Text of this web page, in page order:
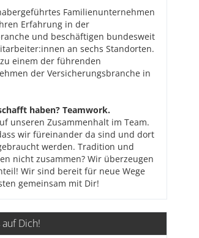
Familienunternehmen
Erfahrung in der
und beschäftigen bundesweit
an sechs Standorten.
einem der führenden
der Versicherungsbranche in
haben? Teamwork.
unseren Zusammenhalt im Team.
wir füreinander da sind und dort
werden. Tradition und
nicht zusammen? Wir überzeugen
Wir sind bereit für neue Wege
gemeinsam mit Dir!
Dich!